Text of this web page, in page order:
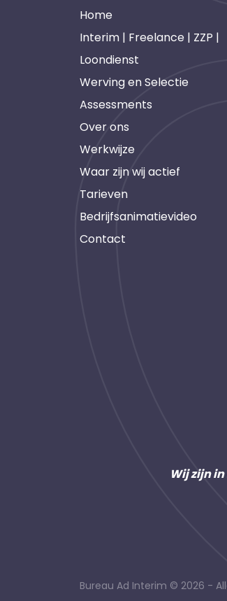
Home
Interim | Freelance | ZZP |
Loondienst
Werving en Selectie
Assessments
Over ons
Werkwijze
Waar zijn wij actief
Tarieven
Bedrijfsanimatievideo
Contact
Wij zijn
Bureau Ad Interim © 2026 -